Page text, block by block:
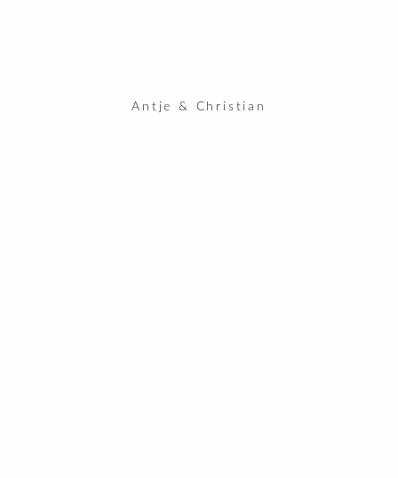
Antje & Christian